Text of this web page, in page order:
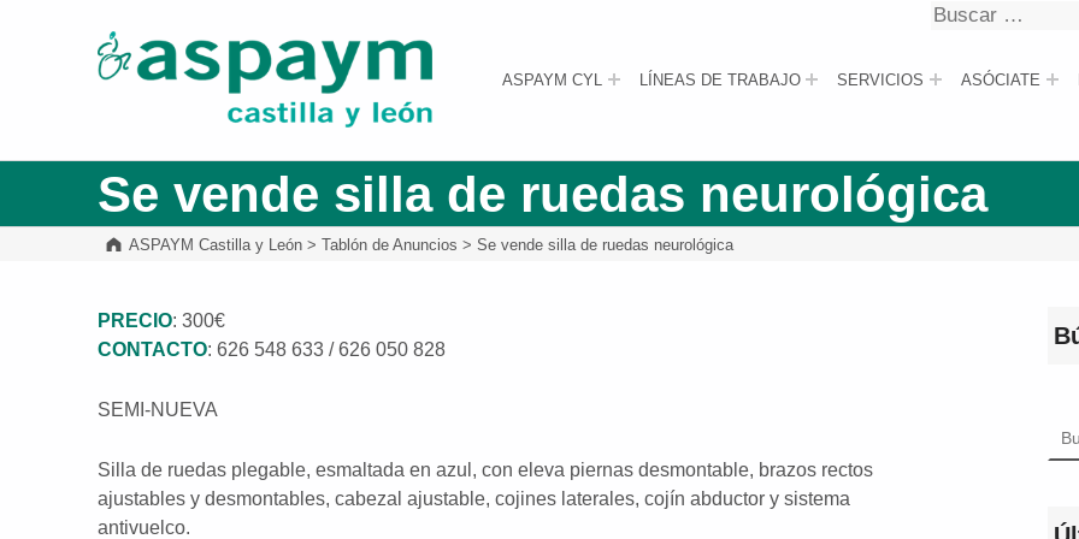
ASPAYM Castilla y León
ASPAYM CYL LÍNEAS DE TRABAJO SERVICIOS ASÓCIATE
Buscar
Se vende silla de ruedas neurológica
ASPAYM Castilla y León >Tablón de Anuncios >Se vende silla de ruedas neurológica
PRECIO: 300€
CONTACTO: 626 548 633 / 626 050 828
SEMI-NUEVA
Silla de ruedas plegable, esmaltada en azul, con eleva piernas desmontable, brazos rectos
ajustables y desmontables, cabezal ajustable, cojines laterales, cojín abductor y sistema
antivuelco.